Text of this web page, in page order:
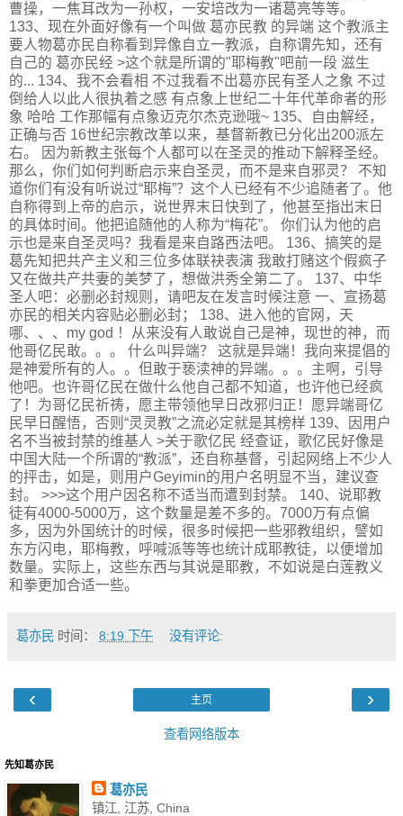
曹操，一焦耳改为一孙权，一安培改为一诸葛亮等等。
133、现在外面好像有一个叫做 葛亦民教 的异端 这个教派主
要人物葛亦民自称看到异像自立一教派，自称谓先知，还有
自己的 葛亦民经 >这个就是所谓的"耶梅教"吧前一段 滋生
的... 134、我不会看相 不过我看不出葛亦民有圣人之象 不过
倒给人以此人很执着之感 有点象上世纪二十年代革命者的形
象 哈哈 工作那幅有点象迈克尔杰克逊哦~ 135、自由解经，
正确与否 16世纪宗教改革以来，基督新教已分化出200派左
右。 因为新教主张每个人都可以在圣灵的推动下解释圣经。
那么，你们如何判断启示来自圣灵，而不是来自邪灵？ 不知
道你们有没有听说过“耶梅”？这个人已经有不少追随者了。他
自称得到上帝的启示，说世界末日快到了，他甚至指出末日
的具体时间。他把追随他的人称为“梅花”。 你们认为他的启
示也是来自圣灵吗？我看是来自路西法吧。 136、搞笑的是
葛先知把共产主义和三位多体联袂表演 我敢打赌这个假疯子
又在做共产共妻的美梦了，想做洪秀全第二了。 137、中华
圣人吧：必删必封规则，请吧友在发言时候注意 一、宣扬葛
亦民的相关内容贴必删必封； 138、进入他的官网，天
哪、、、my god ！从来没有人敢说自己是神，现世的神，而
他哥亿民敢。。。 什么叫异端？ 这就是异端！我向来提倡的
是神爱所有的人。。但敢于亵渎神的异端。。。主啊，引导
他吧。也许哥亿民在做什么他自己都不知道，也许他已经疯
了！为哥亿民祈祷，愿主带领他早日改邪归正！愿异端哥亿
民早日醒悟，否则“灵灵教”之流必定就是其榜样 139、因用户
名不当被封禁的维基人 >关于歌亿民 经查证，歌亿民好像是
中国大陆一个所谓的“教派”，还自称基督，引起网络上不少人
的抨击，如是，则用户Geyimin的用户名明显不当，建议查
封。 >>>这个用户因名称不适当而遭到封禁。 140、说耶教
徒有4000-5000万，这个数量是差不多的。7000万有点偏
多，因为外国统计的时候，很多时候把一些邪教组织，譬如
东方闪电，耶梅教，呼喊派等等也统计成耶教徒，以便增加
数量。实际上，这些东西与其说是耶教，不如说是白莲教义
和拳更加合适一些。
葛亦民 时间： 8:19 下午 没有评论:
‹ ›
主页
查看网络版本
先知葛亦民
葛亦民
镇江, 江苏, China